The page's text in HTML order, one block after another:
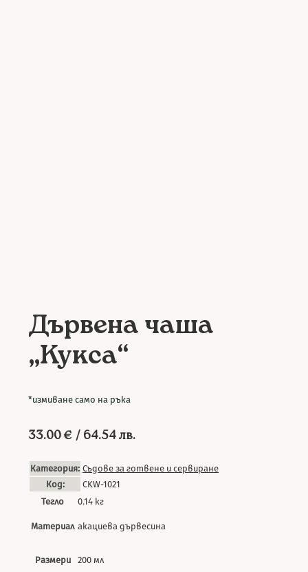
Дървена чаша
„Кукса“
*измиване само на ръка
33.00€ / 64.54 лв.
Категория: Съдове за готвене и сервиране
Код:
CKW-1021
Тегло
0.14 кг
Материал акациева дървесина
Размери 200 мл